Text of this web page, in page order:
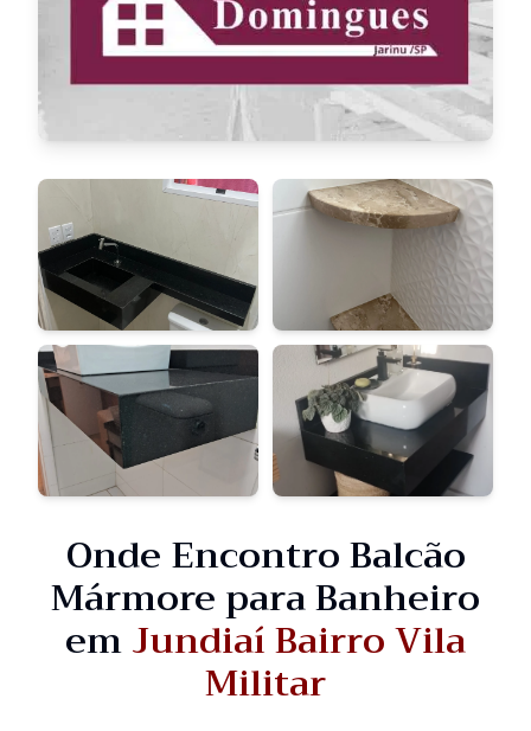
Onde Encontro Balcão
Mármore para Banheiro
emJundiaí Bairro Vila
Militar